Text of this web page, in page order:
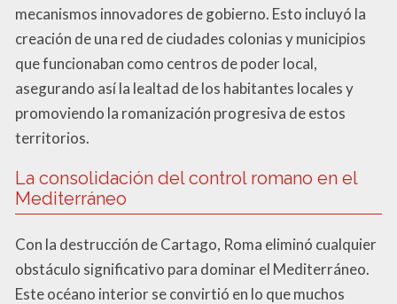
mecanismos innovadores de gobierno. Esto incluyó la
creación de una red de ciudades colonias y municipios
que funcionaban como centros de poder local,
asegurando así la lealtad de los habitantes locales y
promoviendo la romanización progresiva de estos
territorios.
La consolidación del control romano en el
Mediterráneo
Con la destrucción de Cartago, Roma eliminó cualquier
obstáculo significativo para dominar el Mediterráneo.
Este océano interior se convirtió en lo que muchos